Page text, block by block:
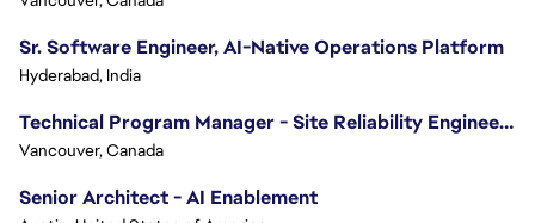
Sr. Software Engineer, AI-Native Operations Platform
Hyderabad, India
Technical Program Manager - Site Reliability Engineering (SRE)
Vancouver, Canada
Senior Architect - AI Enablement